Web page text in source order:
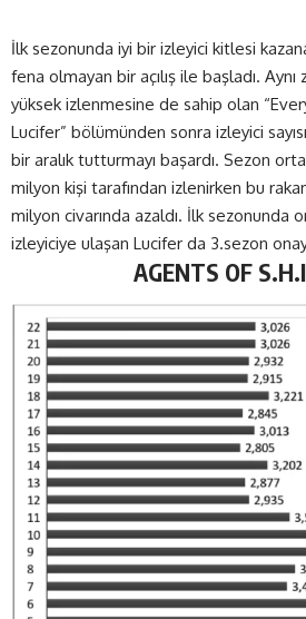
İlk sezonunda iyi bir izleyici kitlesi
fena olmayan bir açılış ile başladı.
yüksek izlenmesine de sahip olan
Lucifer” bölümünden sonra izleyici
bir aralık tutturmayı başardı. Sezon
milyon kişi tarafından izlenirken bu
milyon civarında azaldı. İlk sezonunda
izleyiciye ulaşan Lucifer da 3.sezon
AGENTS OF